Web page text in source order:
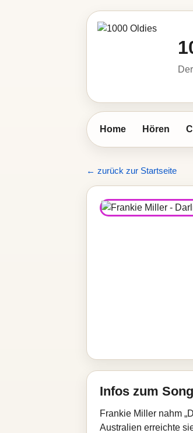
Home Hören
← zurück zur Startseite
Infos zum Song
Frankie Miller nahm
Australien erreichte